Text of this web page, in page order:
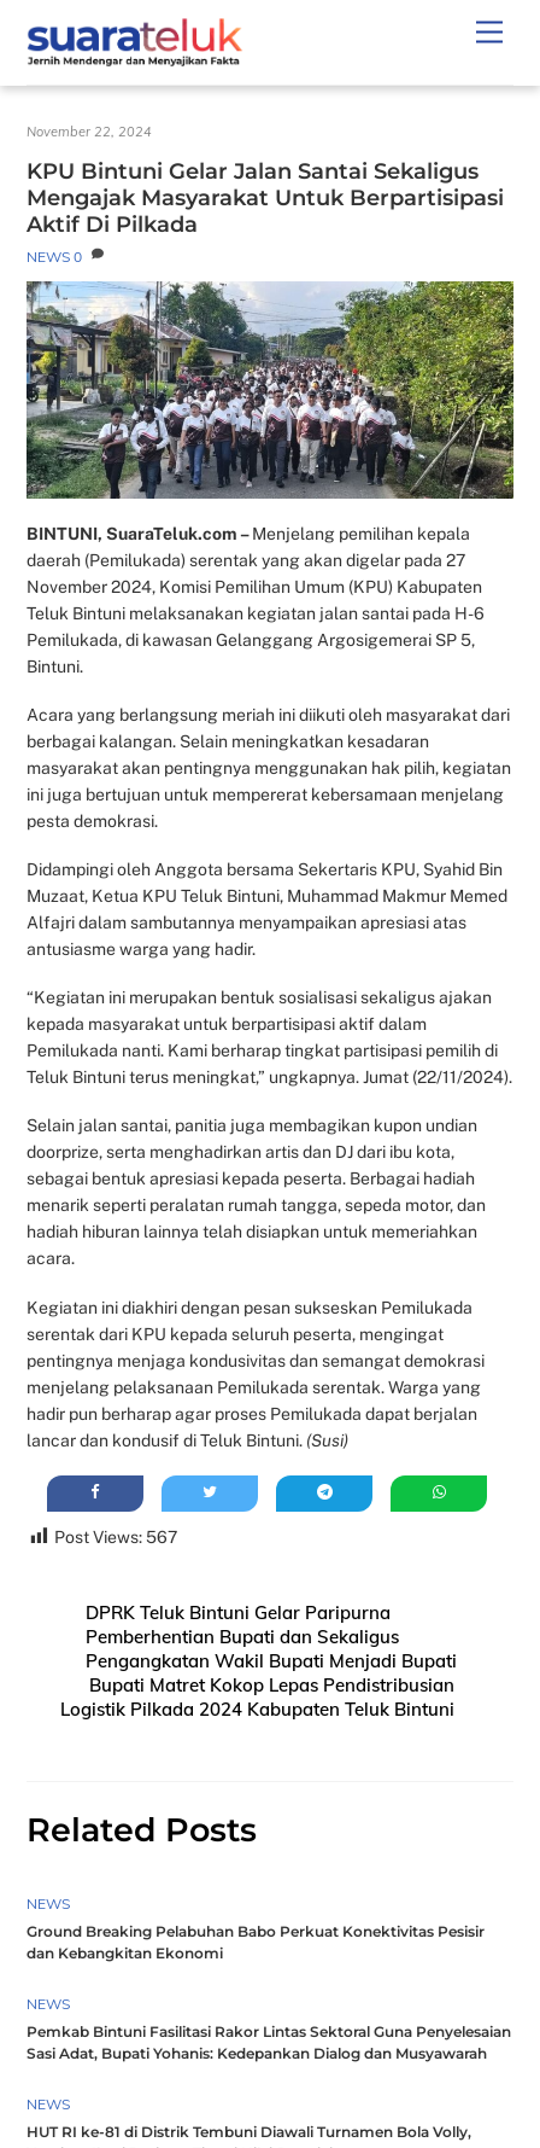
content
November 22, 2024
KPU Bintuni Gelar Jalan Santai Sekaligus
Mengajak Masyarakat Untuk Berpartisipasi
Aktif Di Pilkada
NEWS 0
BINTUNI, SuaraTeluk.com –Menjelang pemilihan kepala
daerah (Pemilukada) serentak yang akan digelar pada 27
November 2024, Komisi Pemilihan Umum (KPU) Kabupaten
Teluk Bintuni melaksanakan kegiatan jalan santai pada H-6
Pemilukada, di kawasan Gelanggang Argosigemerai SP 5,
Bintuni.
Acara yang berlangsung meriah ini diikuti oleh masyarakat dari
berbagai kalangan. Selain meningkatkan kesadaran
masyarakat akan pentingnya menggunakan hak pilih, kegiatan
ini juga bertujuan untuk mempererat kebersamaan menjelang
pesta demokrasi.
Didampingi oleh Anggota bersama Sekertaris KPU, Syahid Bin
Muzaat, Ketua KPU Teluk Bintuni, Muhammad Makmur Memed
Alfajri dalam sambutannya menyampaikan apresiasi atas
antusiasme warga yang hadir.
“Kegiatan ini merupakan bentuk sosialisasi sekaligus ajakan
kepada masyarakat untuk berpartisipasi aktif dalam
Pemilukada nanti. Kami berharap tingkat partisipasi pemilih di
Teluk Bintuni terus meningkat,” ungkapnya. Jumat (22/11/2024).
Selain jalan santai, panitia juga membagikan kupon undian
doorprize, serta menghadirkan artis dan DJ dari ibu kota,
sebagai bentuk apresiasi kepada peserta. Berbagai hadiah
menarik seperti peralatan rumah tangga, sepeda motor, dan
hadiah hiburan lainnya telah disiapkan untuk memeriahkan
acara.
Kegiatan ini diakhiri dengan pesan sukseskan Pemilukada
serentak dari KPU kepada seluruh peserta, mengingat
pentingnya menjaga kondusivitas dan semangat demokrasi
menjelang pelaksanaan Pemilukada serentak. Warga yang
hadir pun berharap agar proses Pemilukada dapat berjalan
lancar dan kondusif di Teluk Bintuni. (Susi)
Post Views: 567
DPRK Teluk Bintuni Gelar Paripurna
Pemberhentian Bupati dan Sekaligus
Pengangkatan Wakil Bupati Menjadi Bupati
Bupati Matret Kokop Lepas Pendistribusian
Logistik Pilkada 2024 Kabupaten Teluk Bintuni
Related Posts
NEWS
Ground Breaking Pelabuhan Babo Perkuat Konektivitas Pesisir
dan Kebangkitan Ekonomi
NEWS
Pemkab Bintuni Fasilitasi Rakor Lintas Sektoral Guna Penyelesaian
Sasi Adat, Bupati Yohanis: Kedepankan Dialog dan Musyawarah
NEWS
HUT RI ke-81 di Distrik Tembuni Diawali Turnamen Bola Volly,